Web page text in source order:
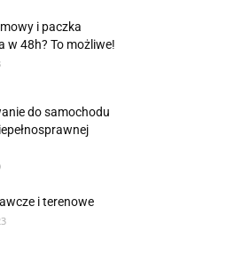
i paczka
w 48h? To możliwe!
do samochodu
i terenowe